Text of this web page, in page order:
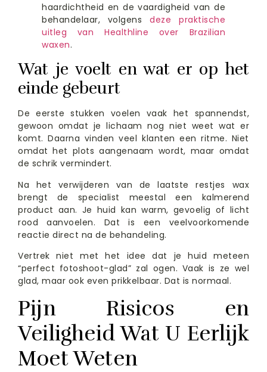
haardichtheid en de vaardigheid van de
behandelaar, volgensdeze praktische
uitleg van Healthline over Brazilian
waxen.
Wat je voelt en wat er op het
einde gebeurt
De eerste stukken voelen vaak het spannendst,
gewoon omdat je lichaam nog niet weet wat er
komt. Daarna vinden veel klanten een ritme. Niet
omdat het plots aangenaam wordt, maar omdat
de schrik vermindert.
Na het verwijderen van de laatste restjes wax
brengt de specialist meestal een kalmerend
product aan. Je huid kan warm, gevoelig of licht
rood aanvoelen. Dat is een veelvoorkomende
reactie direct na de behandeling.
Vertrek niet met het idee dat je huid meteen
“perfect fotoshoot-glad” zal ogen. Vaak is ze wel
glad, maar ook even prikkelbaar. Dat is normaal.
Pijn Risicos en
Veiligheid Wat U Eerlijk
Moet Weten